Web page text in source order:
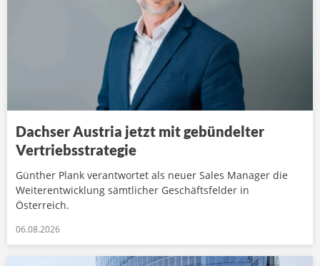
Dachser Austria jetzt mit gebündelter
Vertriebsstrategie
Günther Plank verantwortet als neuer Sales Manager die
Weiterentwicklung sämtlicher Geschäftsfelder in
Österreich.
06.08.2026